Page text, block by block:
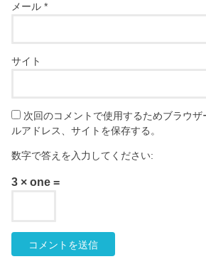
メール*
サイト
次回のコメントで使用するためブラウ
ルアドレス、サイトを保存する。
数字で答えを入力してください:
3 × one =